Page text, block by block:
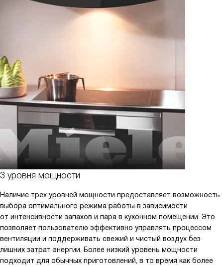
3 уровня мощности
Наличие трех уровней мощности предоставляет возможность
выбора оптимального режима работы в зависимости
от интенсивности запахов и пара в кухонном помещении. Это
позволяет пользователю эффективно управлять процессом
вентиляции и поддерживать свежий и чистый воздух без
лишних затрат энергии. Более низкий уровень мощности
подходит для обычных приготовлений, в то время как более